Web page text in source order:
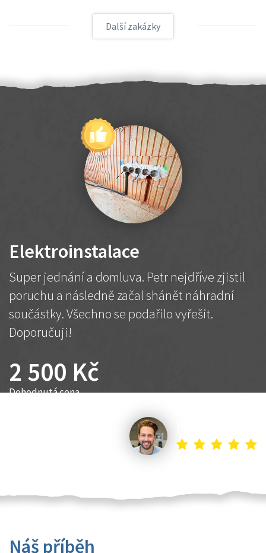
Další zakázky
Elektroinstalace
Super jednání a domluva. Petr nejdříve zjistil
poruchu a následně začal shánět náhradní
součástky. Všechno se podařilo vyřešit.
Doporučuji!
2 500 Kč
Dohodnutá cena
Náš příběh